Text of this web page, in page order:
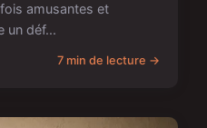
amusantes et
un déf...
7 min de lecture →